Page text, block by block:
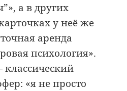
а в других
у неё же
аренда
психология».
«я не просто